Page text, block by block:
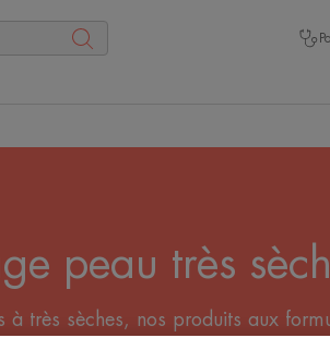
peau très
à très sèches, nos produits aux